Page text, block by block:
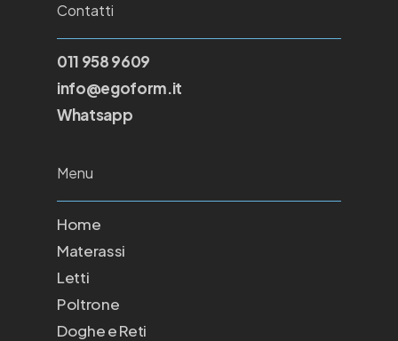
Contatti
011 958 9609
info@egoform.it
Whatsapp
Menu
Home
Materassi
Letti
Poltrone
Doghe e Reti